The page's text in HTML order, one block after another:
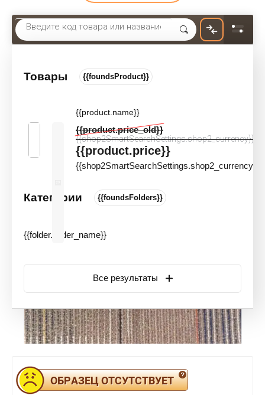
Товары {{foundsProduct}}
{{product.name}}
{{product.price_old}}
{{shop2SmartSearchSettings.shop2_currency}}
{{product.price}}
{{shop2SmartSearchSettings.shop2_currency}}
Категории {{foundsFolders}}
{{folder.folder_name}}
Все результаты
Ковровая плитка Escom Cube 8153
Акция
ОБРАЗЕЦ ОТСУТСТВУЕТ